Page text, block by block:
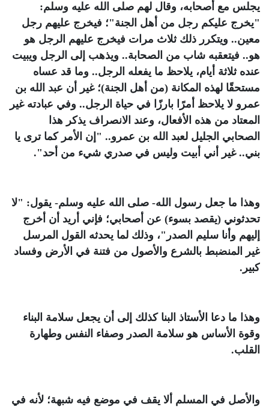
يجلس مع أصحابه، وقال لهم صلى الله عليه وسلم:
"يخرج عليكم رجل من أهل الجنة"؛ فيخرج عليهم رجل
معين.. ويتكرر ذلك ثلاث مرات فيخرج عليهم الرجل هو
هو.. فيتعقبه شاب من الصحابة.. ويذهب إلى الرجل ويبيت
عنده ثلاثة أيام، يلاحظ ما يفعله الرجل.. وما قد عساه
مستحقًا لهذه المكانة (من أهل الجنة)؛ غير أن عبد الله بن
عمرو لا يلاحظ أمرًا بارزًا في حياة الرجل.. وفي عبادته غير
المعتاد من هذه الأفعال، وعند الانصراف يذكر هذا
الصحابي الجليل لعبد الله بن عمرو.. "إن الأمر كما ترى يا
بني.. غير أني أبيت وليس في صدري شيء من أحد".
وهذا ما جعل رسول الله- صلى الله عليه وسلم- يقول: "لا
تحدثوني (يقصد بسوء) عن أصحابي؛ فإني أريد أن أخرج
إليهم وأنا سليم الصدر "، وذلك لما يحدثه القول المرسل
غير المنضبط بالشرع والأصول من فتنة في الأرض وفساد
كبير.
وهذا ما دعا الأستاذ البنا كذلك إلى أن يجعل سلامة البناء
وقوة الأساس هو سلامة الصدر وصفاء النفس وطهارة
القلب.
والأصل في المسلم ألا يقف في موضع فيه شبهة؛ لأنه في